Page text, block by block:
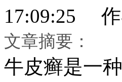
17:09:25 作
文章摘要：
牛皮癣是一